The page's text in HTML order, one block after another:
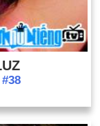
#38